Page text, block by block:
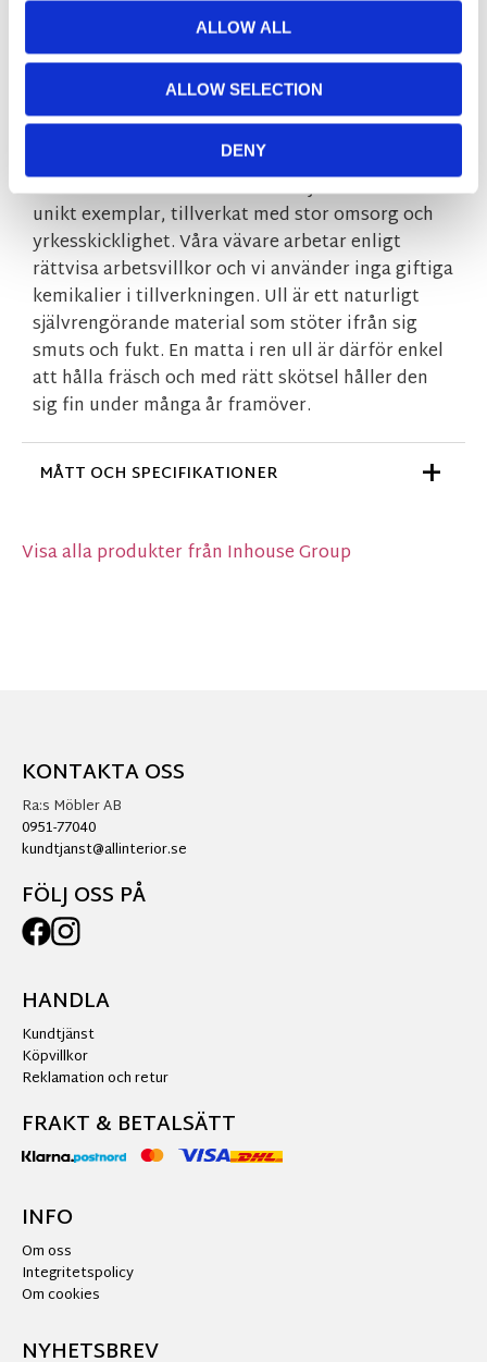
ALLOW ALL
ALLOW SELECTION
DENY
Slitstark och lättskött
Fungerar även i kök och matrum
Tidlös design
Handvävd ullmatta
Tempo vävs för hand i Indien av erfarna
hantverkare, därför kan små skillnader i nyans
och vävstruktur förekomma. Varje matta är ett
unikt exemplar, tillverkat med stor omsorg och
yrkesskicklighet. Våra vävare arbetar enligt
rättvisa arbetsvillkor och vi använder inga giftiga
kemikalier i tillverkningen. Ull är ett naturligt
självrengörande material som stöter ifrån sig
smuts och fukt. En matta i ren ull är därför enkel
att hålla fräsch och med rätt skötsel håller den
sig fin under många år framöver.
MÅTT OCH SPECIFIKATIONER
Visa alla produkter från Inhouse Group
KONTAKTA OSS
Ra:s Möbler AB
0951-77040
kundtjanst@allinterior.se
FÖLJ OSS PÅ
HANDLA
Kundtjänst
Köpvillkor
Reklamation och retur
FRAKT & BETALSÄTT
INFO
Om oss
Integritetspolicy
Om cookies
NYHETSBREV